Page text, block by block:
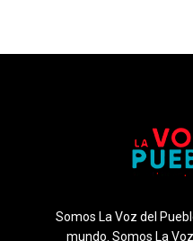
Somos La Voz del
mundo. Somos La